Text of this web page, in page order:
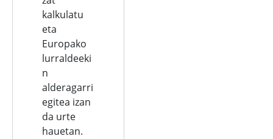
kalkulatu
eta
Europako
lurraldeeki
n
alderagarri
egitea izan
da urte
hauetan.